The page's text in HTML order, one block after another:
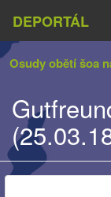
DEPORTÁL
Osudy obětí šoa